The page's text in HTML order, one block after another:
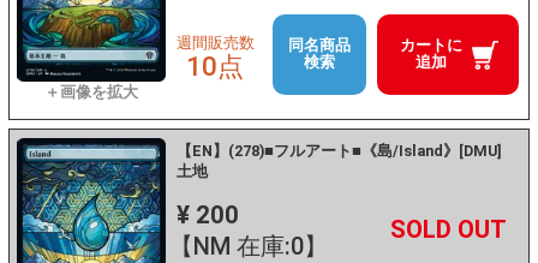
カートに
追加
週間販売数
10点
同名商品
検索
【EN】(278)■フルアート■《島/Island》[DMU]
土地
¥ 200
【NM 在庫:0】
－ +